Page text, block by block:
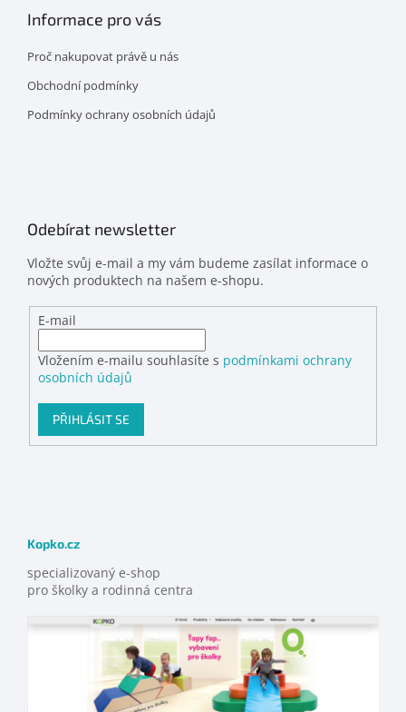
Informace pro vás
Proč nakupovat právě u nás
Obchodní podmínky
Podmínky ochrany osobních údajů
Odebírat newsletter
Vložte svůj e-mail a my vám budeme zasílat informace o
nových produktech na našem e-shopu.
E-mail
Vložením e-mailu souhlasíte s podmínkami ochrany
osobních údajů
PŘIHLÁSIT SE
Kopko.cz
specializovaný e-shop
pro školky a rodinná centra